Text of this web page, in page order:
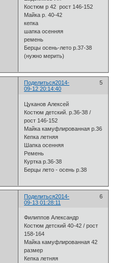
Костюм р 42 рост 146-152
Майка р. 40-42
кепка
шапка осенняя
ремень
Берцы осень-лето р.37-38
(нужно мерить)
Поделиться 5
2014-
09-12 20:14:40
Цуканов Алексей
Костюм детский. р.36-38 /
рост 146-152
Майка камуфлированная р.36
Кепка летняя
Шапка осенняя
Ремень
Куртка р.36-38
Берцы лето - осень р.38
Поделиться 6
2014-
09-13 01:28:11
Филиппов Александр
Костюм детский 40-42 / рост
158-164
Майка камуфлированная 42
размер
Кепка летняя